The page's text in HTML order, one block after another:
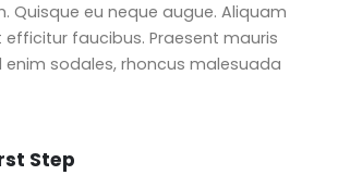
Quisque eu neque augue. Aliquam
faucibus. Praesent mauris
enim sodales, rhoncus malesuada
Step